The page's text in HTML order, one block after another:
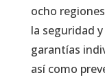
ocho
la seguridad
garantías
así como